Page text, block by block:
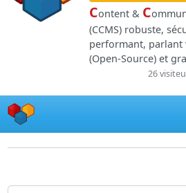
Content & C
(CCMS) robuste,
performant, parlant
(Open-Source) et
26